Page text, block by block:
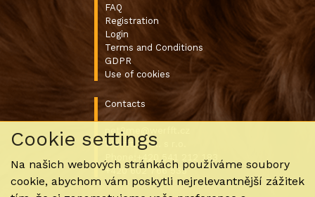
Cookie settings
Na našich webových stránkách používáme soubory
cookie, abychom vám poskytli nejrelevantnější zážitek
FAQ
Registration
Login
Terms and Conditions
GDPR
Use of cookies
Contacts
pet2me@werfft.cz
Werfft, spol. s r.o.
+420 602 766 535